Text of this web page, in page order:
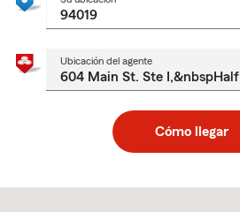
Ubicación del agente
Cómo llegar
to